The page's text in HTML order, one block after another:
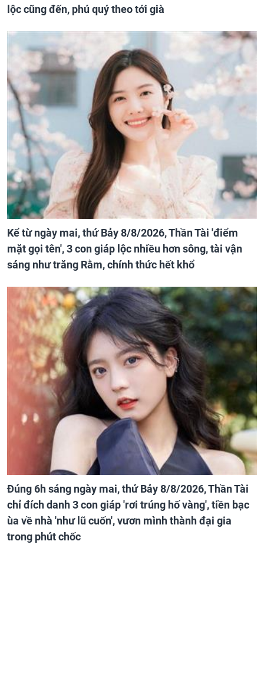
lộc cũng đến, phú quý theo tới già
Kể từ ngày mai, thứ Bảy 8/8/2026, Thần Tài 'điểm
mặt gọi tên', 3 con giáp lộc nhiều hơn sông, tài vận
sáng như trăng Rằm, chính thức hết khổ
Đúng 6h sáng ngày mai, thứ Bảy 8/8/2026, Thần Tài
chỉ đích danh 3 con giáp 'rơi trúng hố vàng', tiền bạc
ùa về nhà 'như lũ cuốn', vươn mình thành đại gia
trong phút chốc